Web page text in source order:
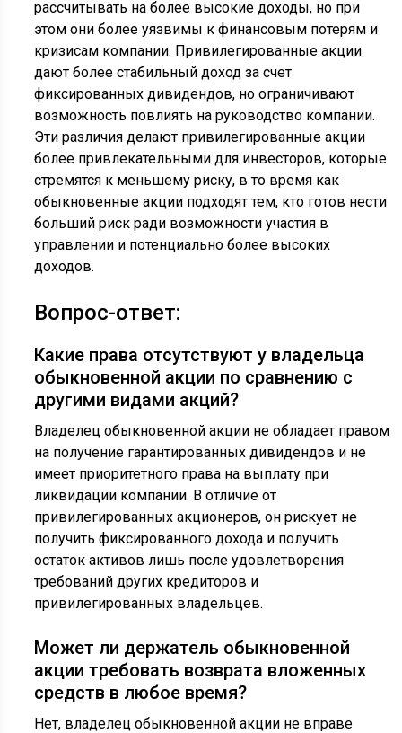
рассчитывать на более высокие доходы, но при
этом они более уязвимы к финансовым потерям и
кризисам компании. Привилегированные акции
дают более стабильный доход за счет
фиксированных дивидендов, но ограничивают
возможность повлиять на руководство компании.
Эти различия делают привилегированные акции
более привлекательными для инвесторов, которые
стремятся к меньшему риску, в то время как
обыкновенные акции подходят тем, кто готов нести
больший риск ради возможности участия в
управлении и потенциально более высоких
доходов.
Вопрос-ответ:
Какие права отсутствуют у владельца
обыкновенной акции по сравнению с
другими видами акций?
Владелец обыкновенной акции не обладает правом
на получение гарантированных дивидендов и не
имеет приоритетного права на выплату при
ликвидации компании. В отличие от
привилегированных акционеров, он рискует не
получить фиксированного дохода и получить
остаток активов лишь после удовлетворения
требований других кредиторов и
привилегированных владельцев.
Может ли держатель обыкновенной
акции требовать возврата вложенных
средств в любое время?
Нет, владелец обыкновенной акции не вправе